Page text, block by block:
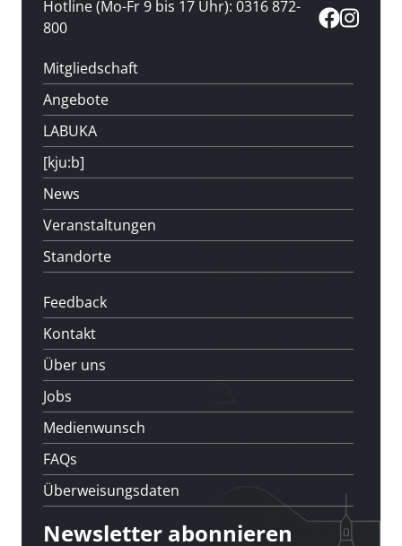
Hotline (Mo-Fr 9 bis 17 Uhr): 0316 872-
800
Mitgliedschaft
Angebote
LABUKA
[kju:b]
News
Veranstaltungen
Standorte
Feedback
Kontakt
Über uns
Jobs
Medienwunsch
FAQs
Überweisungsdaten
Newsletter abonnieren